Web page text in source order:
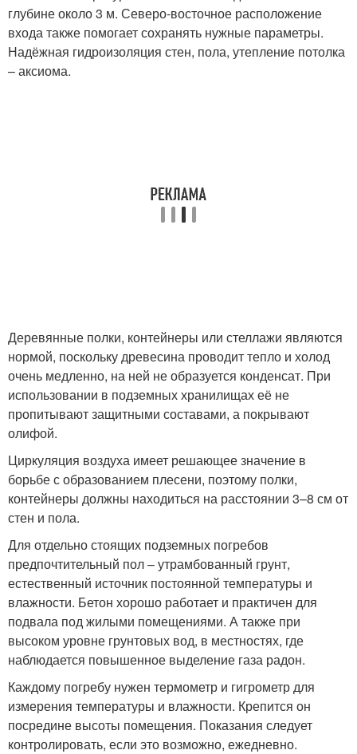
глубине около 3 м. Северо-восточное расположение
входа также помогает сохранять нужные параметры.
Надёжная гидроизоляция стен, пола, утепление потолка
– аксиома.
Деревянные полки, контейнеры или стеллажи являются
нормой, поскольку древесина проводит тепло и холод
очень медленно, на ней не образуется конденсат. При
использовании в подземных хранилищах её не
пропитывают защитными составами, а покрывают
олифой.
Циркуляция воздуха имеет решающее значение в
борьбе с образованием плесени, поэтому полки,
контейнеры должны находиться на расстоянии 3–8 см от
стен и пола.
Для отдельно стоящих подземных погребов
предпочтительный пол – утрамбованный грунт,
естественный источник постоянной температуры и
влажности. Бетон хорошо работает и практичен для
подвала под жилыми помещениями. А также при
высоком уровне грунтовых вод, в местностях, где
наблюдается повышенное выделение газа радон.
Каждому погребу нужен термометр и гигрометр для
измерения температуры и влажности. Крепится он
посредине высоты помещения. Показания следует
контролировать, если это возможно, ежедневно.